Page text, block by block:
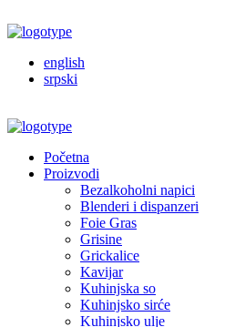
english
srpski
Početna
Proizvodi
Bezalkoholni napici
Blenderi i dispanzeri
Foie Gras
Grisine
Grickalice
Kavijar
Kuhinjska so
Kuhinjsko sirće
Kuhinjsko ulje